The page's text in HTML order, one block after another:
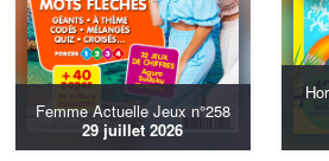
Femme Actuelle Jeux n°258
29 juillet 2026